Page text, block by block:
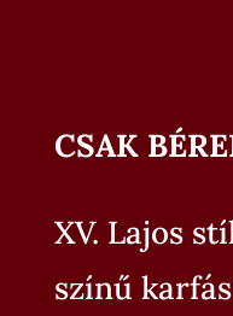
CSAK
XV. Lajos
színű